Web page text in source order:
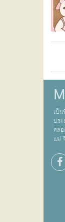
เป็
ปร
คล
แม่